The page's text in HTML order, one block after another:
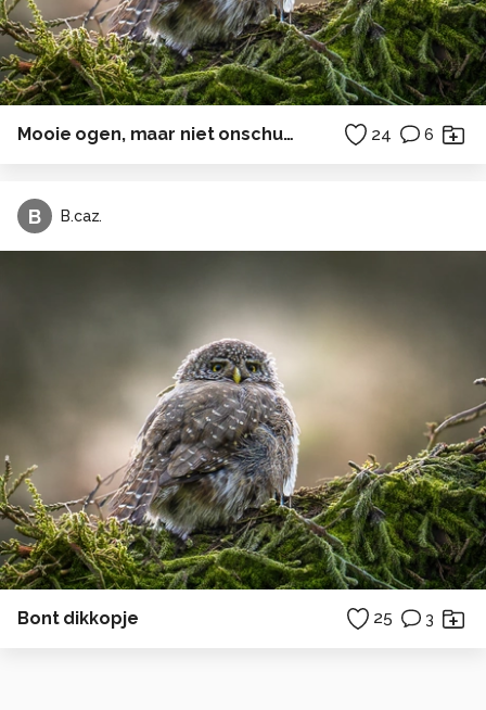
Mooie ogen, maar niet onschuldig 24 6
B B.caz.
Bont dikkopje 25 3